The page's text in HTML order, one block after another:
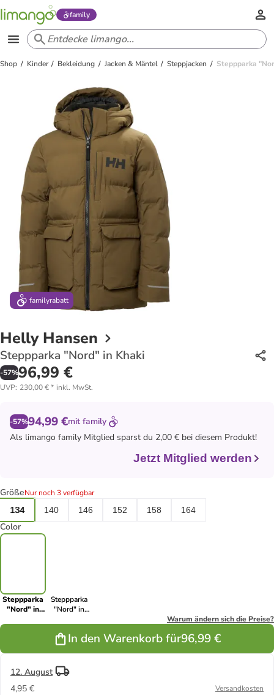
family
Shop Kinder Bekleidung Jacken & Mäntel Steppjacken Steppparka
familyrabatt
Helly Hansen
Steppparka "Nord" in Khaki
-57%96,99 €
UVP: 230,00 €* inkl. MwSt.
-57%94,99 €mit family
Als limango family Mitglied sparst du 2,00 € bei diesem Produkt!
Jetzt Mitglied werden
GrößeNur noch 3 verfügbar
134
140 146 152 158 164
Color
Steppparka
"Nord" in
Steppparka
"Nord" in
Warum ändern sich die Preise?
In den Warenkorb für96,99 €
12. August
4,95 €
Versandkosten